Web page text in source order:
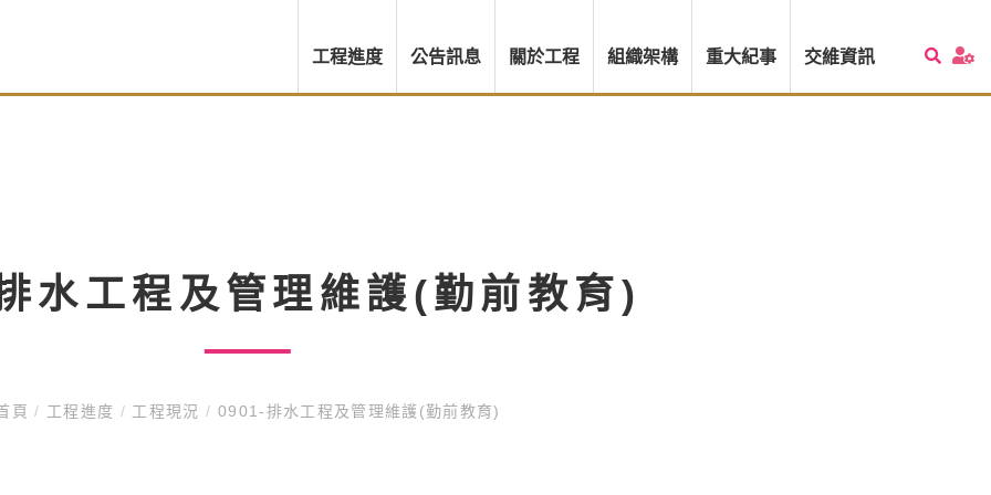
工程進度 公告訊息 關於工程 組織架構 重大紀事 交維資訊
水工程及管理維護(勤前教育)
頁/ 工程進度 / 工程現況/ 0901-排水工程及管理維護(勤前教育)